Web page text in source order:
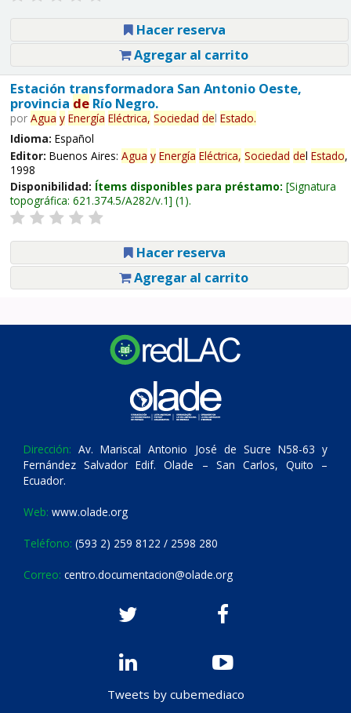
Hacer reserva
Agregar al carrito
Estación transformadora San Antonio Oeste,
provincia deRío Negro.
por Agua y Energía Eléctrica, Sociedad del Estado.
Idioma: Español
Editor: Buenos Aires: Agua y Energía Eléctrica, Sociedad del Estado,
1998
Disponibilidad: Ítems disponibles para préstamo: Signatura
topográfica: 621.374.5/A282/v.1 (1).
Hacer reserva
Agregar al carrito
Dirección: Av. Mariscal Antonio José de Sucre N58-63 y
Fernández Salvador Edif. Olade – San Carlos, Quito –
Ecuador.
Web: www.olade.org
Teléfono: (593 2) 259 8122 / 2598 280
Correo: centro.documentacion@olade.org
Tweets by cubemediaco